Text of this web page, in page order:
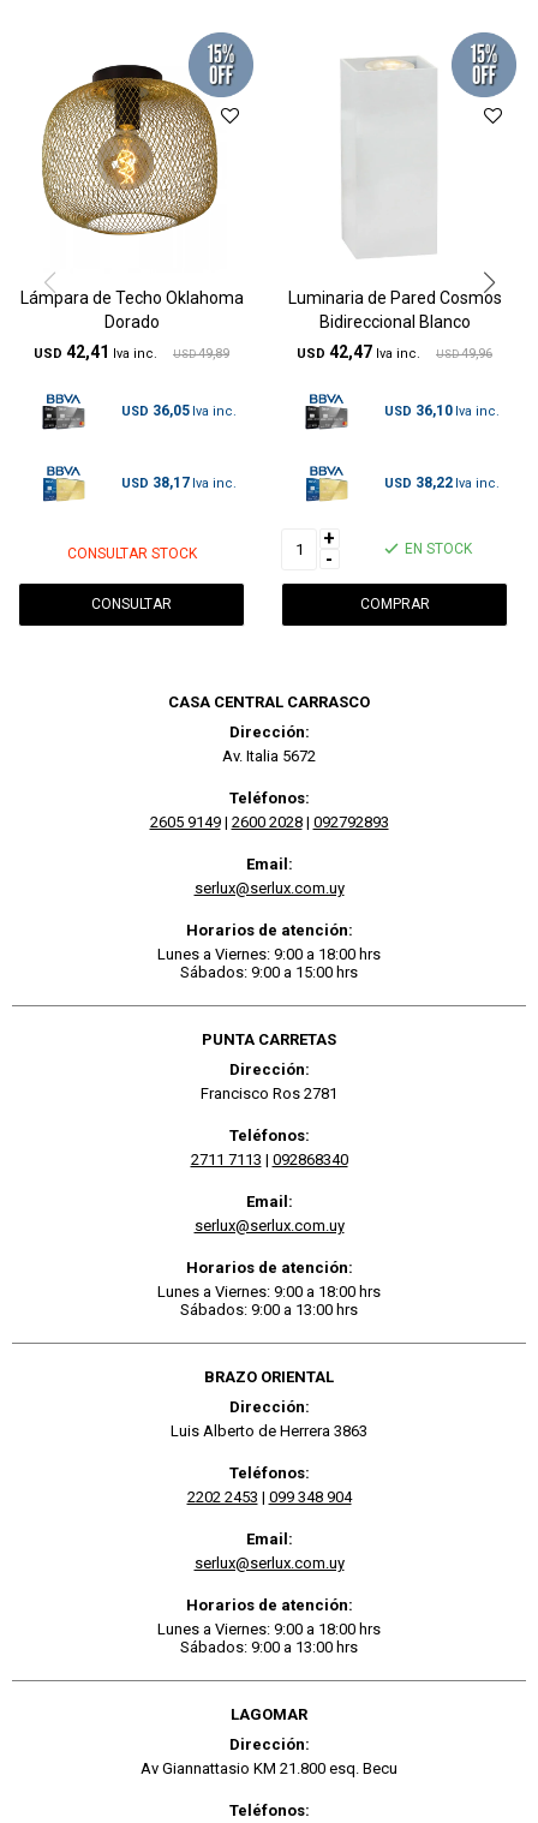
Lámpara de Techo Oklahoma
Dorado
USD 42,41 USD 49,89
USD 36,05
USD 38,17
CONSULTAR STOCK
CONSULTAR
Luminaria de Pared Cosmos
Bidireccional Blanco
USD 42,47 USD 49,96
USD 36,10
USD 38,22
+
-
EN STOCK
CASA CENTRAL CARRASCO
Dirección:
Av. Italia 5672
Teléfonos:
2605 9149| 2600 2028| 092792893
Email:
serlux@serlux.com.uy
Horarios de atención:
Lunes a Viernes: 9:00 a 18:00 hrs
Sábados: 9:00 a 15:00 hrs
PUNTA CARRETAS
Dirección:
Francisco Ros 2781
Teléfonos:
2711 7113 | 092868340
Email:
serlux@serlux.com.uy
Horarios de atención:
Lunes a Viernes: 9:00 a 18:00 hrs
Sábados: 9:00 a 13:00 hrs
BRAZO ORIENTAL
Dirección:
Luis Alberto de Herrera 3863
Teléfonos:
2202 2453 | 099 348 904
Email:
serlux@serlux.com.uy
Horarios de atención:
Lunes a Viernes: 9:00 a 18:00 hrs
Sábados: 9:00 a 13:00 hrs
LAGOMAR
Dirección:
Av Giannattasio KM 21.800 esq. Becu
Teléfonos: